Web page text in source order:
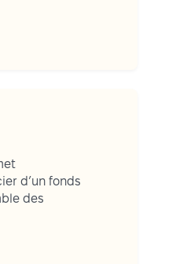
d’un fonds
des